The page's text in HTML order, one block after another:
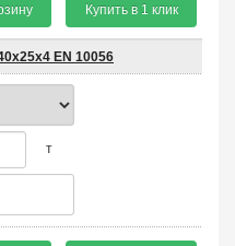
Купить в 1 клик
EN 10056
т